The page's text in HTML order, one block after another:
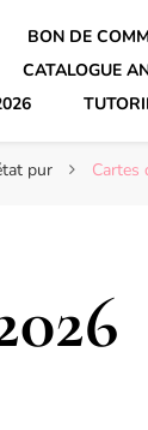
BON DE
CATALOGUE
pur Cartes